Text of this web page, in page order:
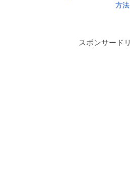
方法
スポンサード